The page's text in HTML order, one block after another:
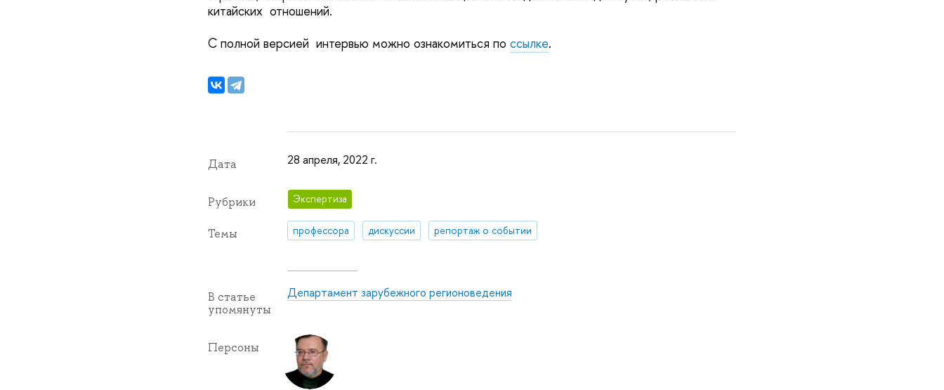
китайских отношений.
С полной версией интервью можно ознакомиться по ссылке.
Дата 28 апреля, 2022 г.
Рубрики Экспертиза
Темы профессора дискуссии репортаж о событии
В статье
упомянуты
Департамент зарубежного регионоведения
Персоны